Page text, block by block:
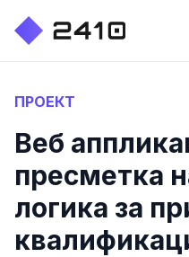
ПРОЕКТ
Веб
пресметка
логика за